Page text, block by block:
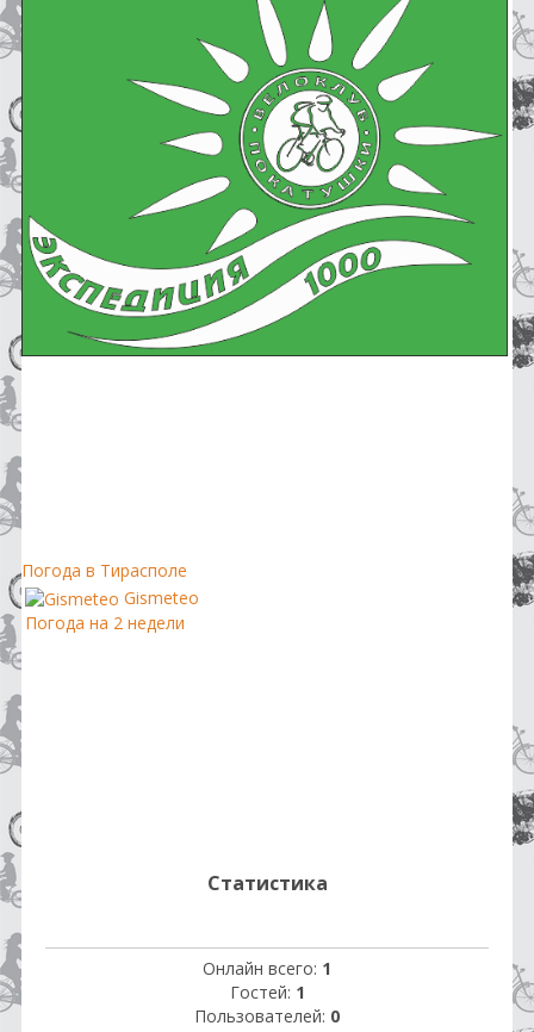
Погода в Тирасполе
Gismeteo
Погода на 2 недели
Статистика
Онлайн всего: 1
Гостей: 1
Пользователей: 0